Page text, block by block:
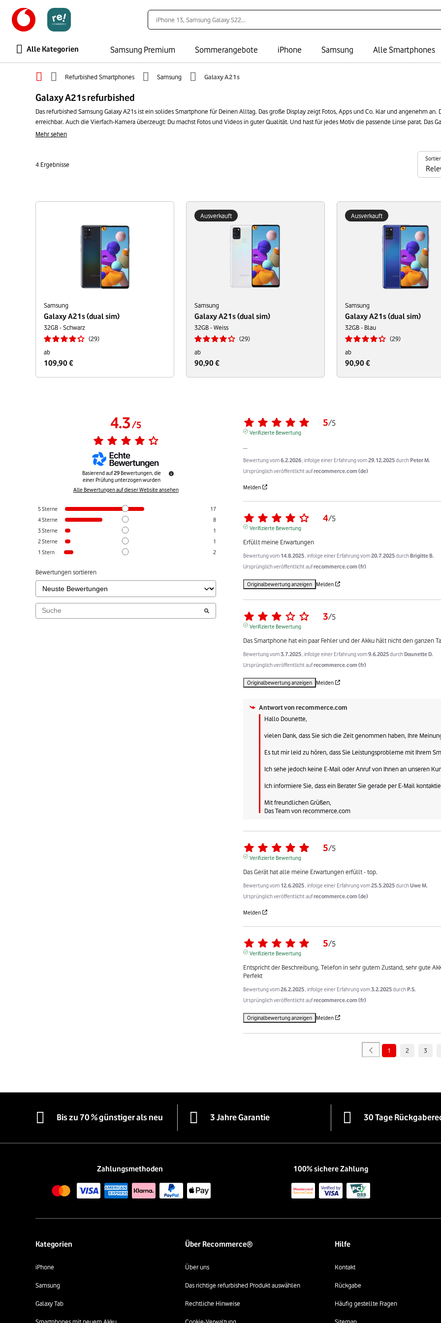
Alle Kategorien Samsung Premium Sommerangebote iPhone Samsung Alle Smartphones
Refurbished Smartphones Samsung Galaxy A21s
Galaxy A21s refurbished
Das refurbished Samsung Galaxy A21s ist ein solides Smartphone für Deinen Alltag. Das große Display zeigt Fotos, Apps und Co. klar und angenehm
erreichbar. Auch die Vierfach-Kamera überzeugt: Du machst Fotos und Videos in guter Qualität. Und hast für jedes Motiv die passende Linse parat. Das
Aufgaben. Eine gute Wahl für alle, die nicht unbedingt die neuste Technik brauchen. Und das Beste: Refurbished ist das Galaxy A21s deutlich
Mehr sehen
4 Ergebnisse
Samsung
Galaxy A21s (dual sim)
32GB - Schwarz
29
ab
109,90 €
Ausverkauft
Samsung
Galaxy A21s (dual sim)
32GB - Weiss
29
ab
90,90 €
Ausverkauft
Samsung
Galaxy A21s (dual sim)
32GB - Blau
29
ab
90,90 €
4.3/5
Basierend auf29 Bewertungen, die
einer Prüfung unterzogen wurden
Alle Bewertungen auf dieser Website ansehen
5Sterne
17
4Sterne
8
3Sterne
1
2Sterne
1
1 Stern 2
Bewertungen sortieren
5/5
Verifizierte Bewertung
...
Bewertung vom6.2.2026 , infolge einer Erfahrung vom29.12.2025durch Peter M.
Ursprünglich veröffentlicht aufrecommerce.com (de)
Melden
4/5
Verifizierte Bewertung
Erfüllt meine Erwartungen
Bewertung vom 14.8.2025 , infolge einer Erfahrung vom20.7.2025durch Brigitte B.
Ursprünglich veröffentlicht aufrecommerce.com (fr)
Originalbewertung anzeigen Melden
3/5
Verifizierte Bewertung
Das Smartphone hat ein paar Fehler und der Akku hält nicht den ganzen
Bewertung vom3.7.2025 , infolge einer Erfahrung vom9.6.2025durch Dounette D.
Ursprünglich veröffentlicht aufrecommerce.com (fr)
Originalbewertung anzeigen Melden
Antwort vonrecommerce.com
Hallo Dounette,
vielen Dank, dass Sie sich die Zeit genommen haben, Ihre
Es tut mir leid zu hören, dass Sie Leistungsprobleme mit Ihrem
Ich sehe jedoch keine E-Mail oder Anruf von Ihnen an unseren
Ich informiere Sie, dass ein Berater Sie gerade per E-Mail
Mit freundlichen Grüßen,
Das Team von recommerce.com
5/5
Verifizierte Bewertung
Das Gerät hat alle meine Erwartungen erfüllt - top.
Bewertung vom 12.6.2025 , infolge einer Erfahrung vom25.5.2025durchUwe M.
Ursprünglich veröffentlicht aufrecommerce.com (de)
Melden
5/5
Verifizierte Bewertung
Entspricht der Beschreibung, Telefon in sehr gutem Zustand, sehr gute
Perfekt
Bewertung vom26.2.2025 , infolge einer Erfahrung vom3.2.2025durch P.S.
Ursprünglich veröffentlicht aufrecommerce.com (fr)
Originalbewertung anzeigen Melden
1 2 3
Bis zu 70 % günstiger als neu 3 Jahre Garantie 30 Tage
Zahlungsmethoden 100% sichere Zahlung
Kategorien
iPhone
Samsung
Galaxy Tab
Über Recommerce®
Über uns
Das richtige refurbished Produkt auswählen
Rechtliche Hinweise
Hilfe
Kontakt
Rückgabe
Häufig gestellte Fragen